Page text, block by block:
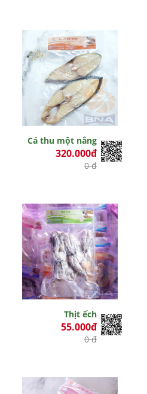
Cá thu một nắng
320.000đ
0 đ
Thịt ếch
55.000đ
0 đ